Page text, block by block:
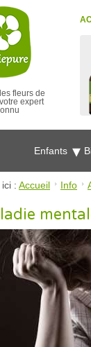
fleurs de
expert
Enfants
: Accueil Info